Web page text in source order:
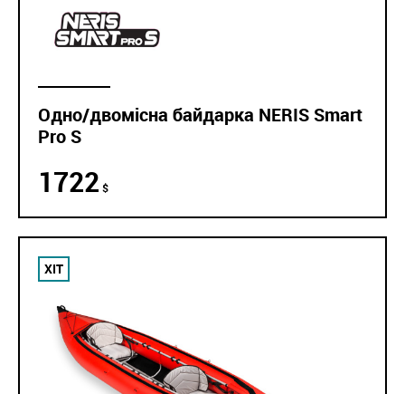
Одно/двомісна байдарка NERIS Smart
Pro S
1722 $
ХІТ